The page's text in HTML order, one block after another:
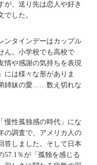
が、送り先は恋人や好き
でした。
ンタインデーはカップル
ん。小学校でも高校で
情や感謝の気持ちを表現
には様々な形がありま
姉妹の愛……数え切れな
慢性孤独感の時代」にな
の調査で、アメリカ人の
答しました。そして日本
57.1％が「孤独を感じる